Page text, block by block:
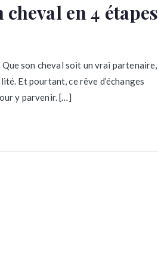
en 4 étapes
son cheval soit un vrai partenaire,
Et pourtant, ce rêve d’échanges
y parvenir. […]